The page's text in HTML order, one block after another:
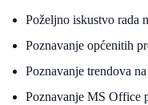
Poželjno iskustvo rada
Poznavanje općenitih
Poznavanje trendova
Poznavanje MS Office